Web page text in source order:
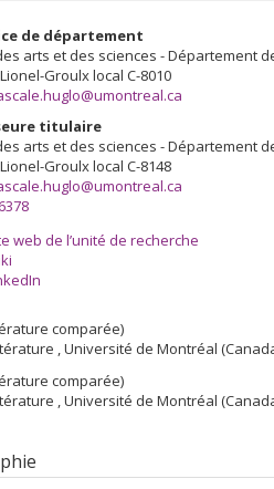
de département
arts et des sciences - Département
Groulxlocal C-8010
titulaire
arts et des sciences - Département
Groulxlocal C-8148
web de l’unité de recherche
comparée)
, Université de Montréal
comparée)
, Université de Montréal